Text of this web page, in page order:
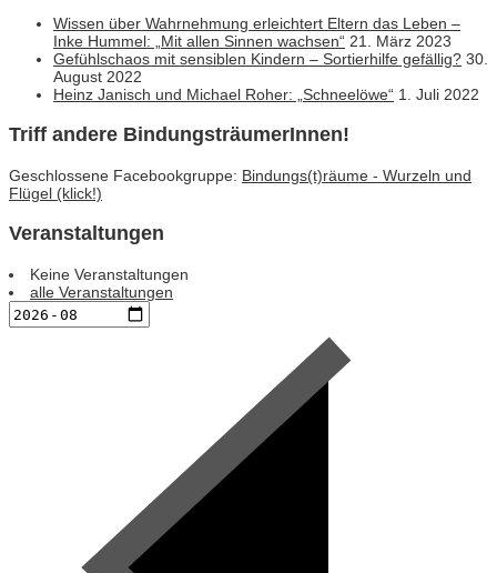
Wissen über Wahrnehmung erleichtert Eltern das Leben –
Inke Hummel: „Mit allen Sinnen wachsen“ 21. März 2023
Gefühlschaos mit sensiblen Kindern – Sortierhilfe gefällig? 30.
August 2022
Heinz Janisch und Michael Roher: „Schneelöwe“ 1. Juli 2022
Triff andere BindungsträumerInnen!
Geschlossene Facebookgruppe: Bindungs(t)räume - Wurzeln und
Flügel (klick!)
Veranstaltungen
Keine Veranstaltungen
alle Veranstaltungen